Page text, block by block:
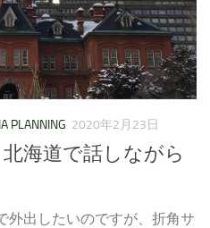
PLANNING 2020年2月23日
海道で話しながら
外出したいのですが、折角サ